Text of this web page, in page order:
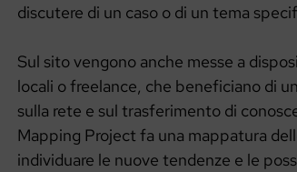
discutere di un caso o di un tema
Sul sito vengono anche messe a
locali o freelance, che beneficiano di
sulla rete e sul trasferimento di
Mapping Project fa una mappatura
individuare le nuove tendenze e le